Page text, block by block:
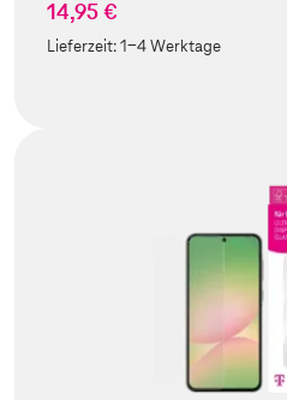
14,95 €
Lieferzeit:1-4 Werktage